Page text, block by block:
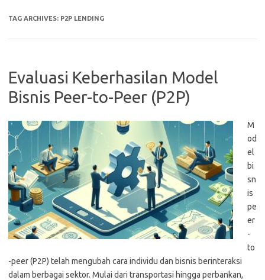
TAG ARCHIVES: P2P LENDING
Evaluasi Keberhasilan Model
Bisnis Peer-to-Peer (P2P)
M
od
el
bi
sn
is
pe
er
-
to
-peer (P2P) telah mengubah cara individu dan bisnis berinteraksi
dalam berbagai sektor. Mulai dari transportasi hingga perbankan,